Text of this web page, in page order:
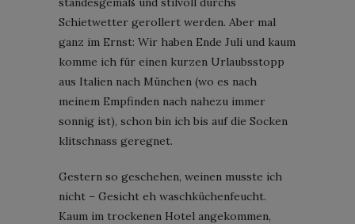
Schietwetter gerollert werden. Aber mal
ganz im Ernst: Wir haben Ende Juli und kaum
komme ich für einen kurzen Urlaubsstopp
aus Italien nach München (wo es nach
meinem Empfinden nach nahezu immer
sonnig ist), schon bin ich bis auf die Socken
klitschnass geregnet.
Gestern so geschehen, weinen musste ich
nicht – Gesicht eh waschküchenfeucht.
Kaum im trockenen Hotel angekommen,